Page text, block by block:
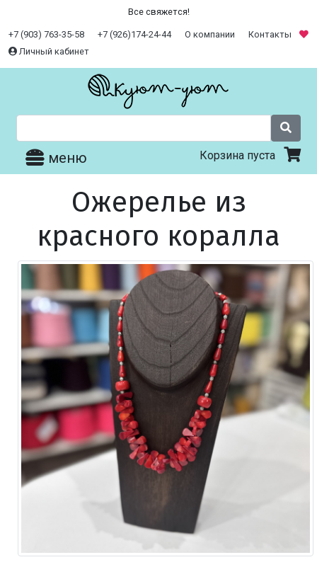
Все свяжется!
+7 (903) 763-35-58 +7 (926)174-24-44 О компании
Контакты
Личный кабинет
меню Корзина пуста
Ожерелье из
красного коралла